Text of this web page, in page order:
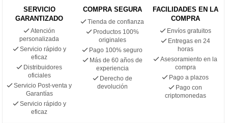
SERVICIO
GARANTIZADO
Atención
personalizada
Servicio rápido y
eficaz
Distribuidores
oficiales
Servicio Post-venta y
Garantías
Servicio rápido y
eficaz
COMPRA SEGURA
Tienda de confianza
Productos 100%
originales
Pago 100% seguro
Más de 60 años de
experiencia
Derecho de
devolución
FACILIDADES EN LA
COMPRA
Envíos gratuitos
Entregas en 24
horas
Asesoramiento en la
compra
Pago a plazos
Pago con
criptomonedas